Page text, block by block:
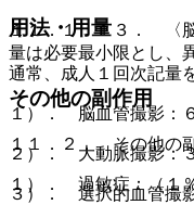
１１．１．１３． 〈
量は必要最小限とし、
その他の副作用
１１．２． その他の
１）． 過敏症：（１
用法・用量
通常、成人１回次記量
１）． 脳血管撮影：
２）． 大動脈撮影：
３）． 選択的血管撮